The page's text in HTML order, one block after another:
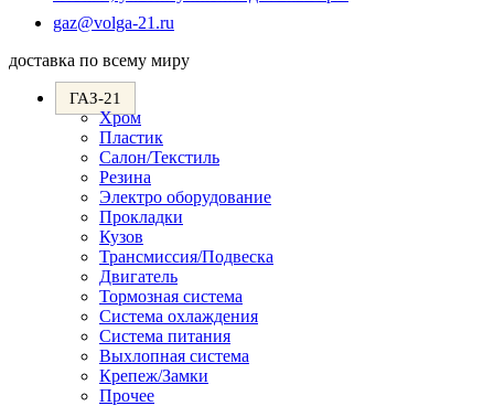
gaz@volga-21.ru
вашем
доставка по всему миру
ГАЗ-21
Хром
Пластик
Салон/Текстиль
Резина
Электро оборудование
Прокладки
Кузов
Трансмиссия/Подвеска
Двигатель
Тормозная система
Система охлаждения
Система питания
Выхлопная система
Крепеж/Замки
Прочее